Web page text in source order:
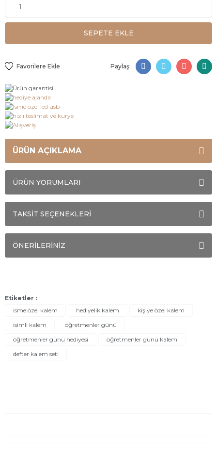
SEPETE EKLE
Paylaş:
ÜRÜN AÇIKLAMA
ÜRÜN YORUMLARI
TAKSİT SEÇENEKLERİ
ÖNERİLERİNİZ
Etiketler :
isme özel kalem
hediyelik kalem
kişiye özel kalem
isimli kalem
öğretmenler günü
öğretmenler günü hediyesi
öğretmenler günü kalem
defter kalem seti